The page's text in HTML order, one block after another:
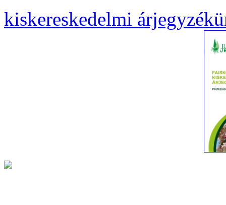
kiskereskedelmi